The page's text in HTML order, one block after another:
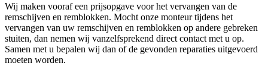
Wij maken vooraf een prijsopgave voor het vervangen van de
remschijven en remblokken. Mocht onze monteur tijdens het
vervangen van uw remschijven en remblokken op andere gebreken
stuiten, dan nemen wij vanzelfsprekend direct contact met u op.
Samen met u bepalen wij dan of de gevonden reparaties uitgevoerd
moeten worden.